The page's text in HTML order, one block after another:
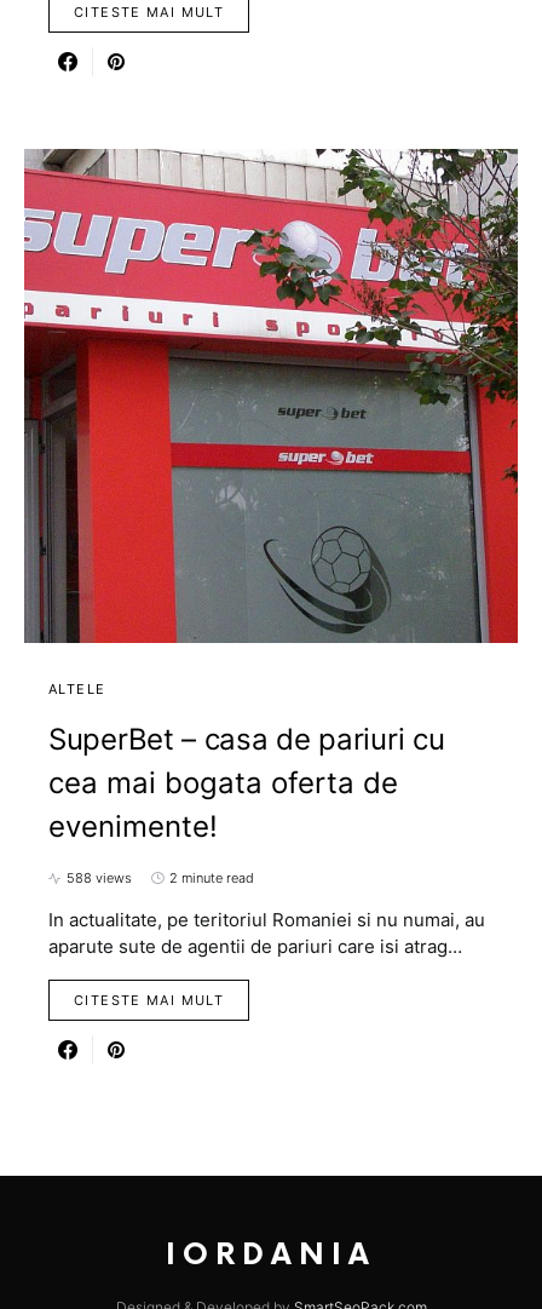
CITESTE MAI MULT
ALTELE
SuperBet – casa de pariuri cu
cea mai bogata oferta de
evenimente!
588 views 2 minute read
In actualitate, pe teritoriul Romaniei si nu numai, au
aparute sute de agentii de pariuri care isi atrag…
CITESTE MAI MULT
IORDANIA